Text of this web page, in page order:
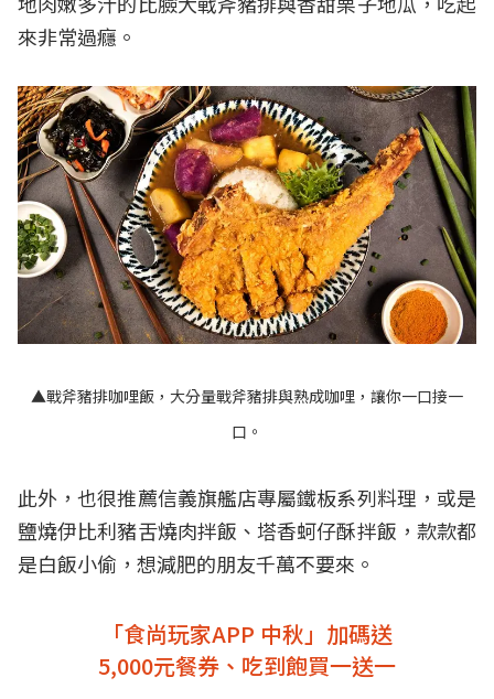
來非常過癮。
▲戰斧豬排咖哩飯，大分量戰斧豬排與熟成咖哩，讓你一口接一
口。
此外，也很推薦信義旗艦店專屬鐵板系列料理，或是
鹽燒伊比利豬舌燒肉拌飯、塔香蚵仔酥拌飯，款款都
是白飯小偷，想減肥的朋友千萬不要來。
「食尚玩家APP 中秋」加碼送
5,000元餐券、吃到飽買一送一